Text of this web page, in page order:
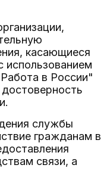
касающиеся
использованием
в России"
службы
гражданам в
связи, а